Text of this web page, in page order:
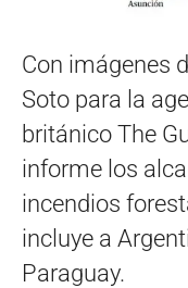
Con imágenes
Soto para la
británico The
informe los
incendios
incluye a
Paraguay.